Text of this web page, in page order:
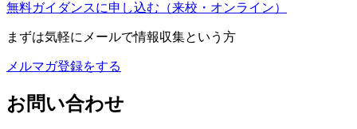
無料ガイダンスに申し込む （来校・オンライン）
まずは気軽にメールで情報収集という方
メルマガ登録をする
お問い合わせ